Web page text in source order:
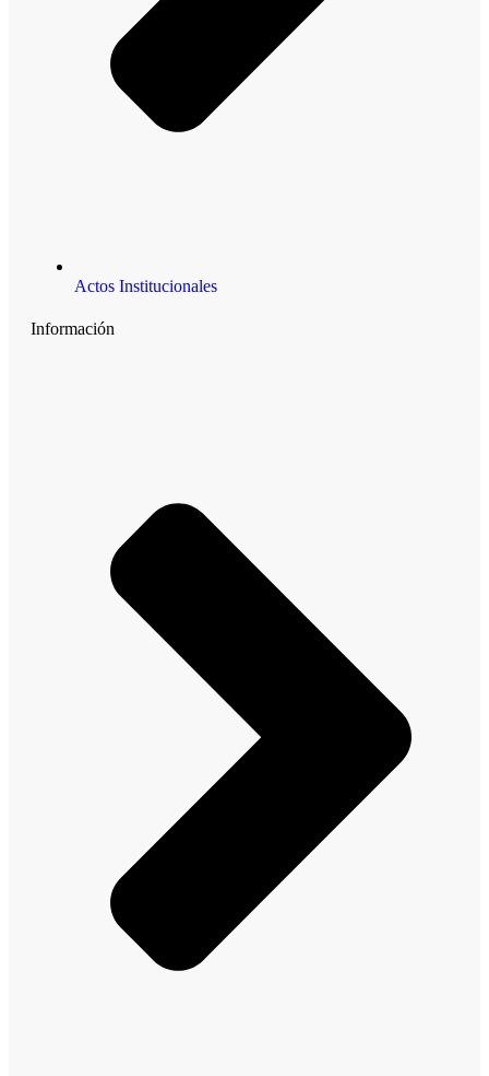
Actos Institucionales
Información